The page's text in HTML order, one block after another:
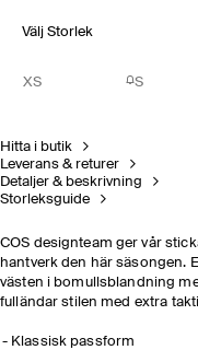
Välj Storlek
XS S
Hitta i butik
Leverans & returer
Detaljer & beskrivning
Storleksguide
COS designteam ger vår
hantverk den här säsongen.
västen i bomullsblandning
fulländar stilen med extra
Klassisk passform